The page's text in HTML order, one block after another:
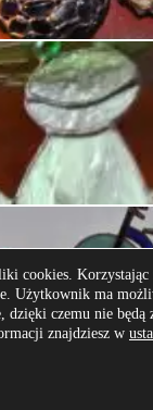
cookies. Korzystając
Użytkownik ma
dzięki czemu nie będą
znajdziesz w